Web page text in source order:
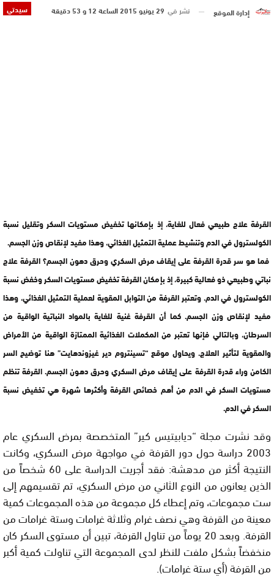
سيدتي إدارة الموقع نشر في 29 يونيو 2015 الساعة 12 و 53 دقيقة
القرفة علاج طبيعي فعال للغاية، إذ بإمكانها تخفيض مستويات السكر وتقليل نسبة
الكولسترول في الدم وتنشيط عملية التمثيل الغذائي، وهذا مفيد لإنقاص وزن الجسم.
فما هو سر قدرة القرفة على إيقاف مرض السكري وحرق دهون الجسم؟ القرفة علاج
نباتي وطبيعي ذو فعالية كبيرة، إذ بإمكان القرفة تخفيض مستويات السكر وخفض نسبة
الكولسترول في الدم. وتعتبر القرفة من التوابل المقوية لعملية التمثيل الغذائي، وهذا
مفيد لإنقاص وزن الجسم. كما أن القرفة غنية للغاية بالمواد النباتية الواقية من
السرطان، وبالتالي فإنها تعتبر من المكملات الغذائية الممتازة الواقية من الأمراض
والمقوية لتأثير العلاج. ويحاول موقع “تسينتروم دير غيزوندهايت” هنا توضيح السر
الكامن وراء قدرة القرفة على إيقاف مرض السكري وحرق دهون الجسم. القرفة تنظم
مستويات السكر في الدم من أهم خصائص القرفة وأكثرها شهرة هي تخفيض نسبة
السكر في الدم.
وقد نشرت مجلة “ديابيتيس كير” المتخصصة بمرض السكري عام
2003 دراسة حول دور القرفة في مواجهة مرض السكري، وكانت
النتيجة أكثر من مدهشة: فقد أجريت الدراسة على 60 شخصاً من
الذين يعانون من النوع الثاني من مرض السكري، تم تقسيمهم إلى
ست مجموعات، وتم إعطاء كل مجموعة من هذه المجموعات كمية
معينة من القرفة وهي نصف غرام وثلاثة غرامات وستة غرامات من
القرفة. وبعد 20 يوماً من تناول القرفة، تبين أن مستوى السكر كان
منخفضاً بشكل ملفت للنظر لدى المجموعة التي تناولت كمية أكبر
من القرفة (أي ستة غرامات).